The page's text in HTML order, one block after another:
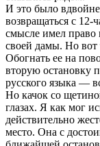
И это было вдвойне
возвращаться с 12-
смысле имел право
своей дамы. Но вот
Обогнать ее на
вторую остановку
русского языка —
Но качок со
глазах. Я как мог
действительно
место. Она с